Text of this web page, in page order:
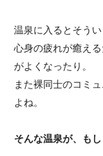
温泉に入るとそう
心身の疲れが癒え
がよくなったり。
また裸同士のコミ
よね。
そんな温泉が、も